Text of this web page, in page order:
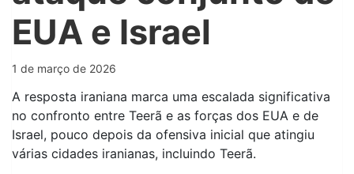
EUA e Israel
1 de março de 2026
A resposta iraniana marca uma escalada significativa
no confronto entre Teerã e as forças dos EUA e de
Israel, pouco depois da ofensiva inicial que atingiu
várias cidades iranianas, incluindo Teerã.